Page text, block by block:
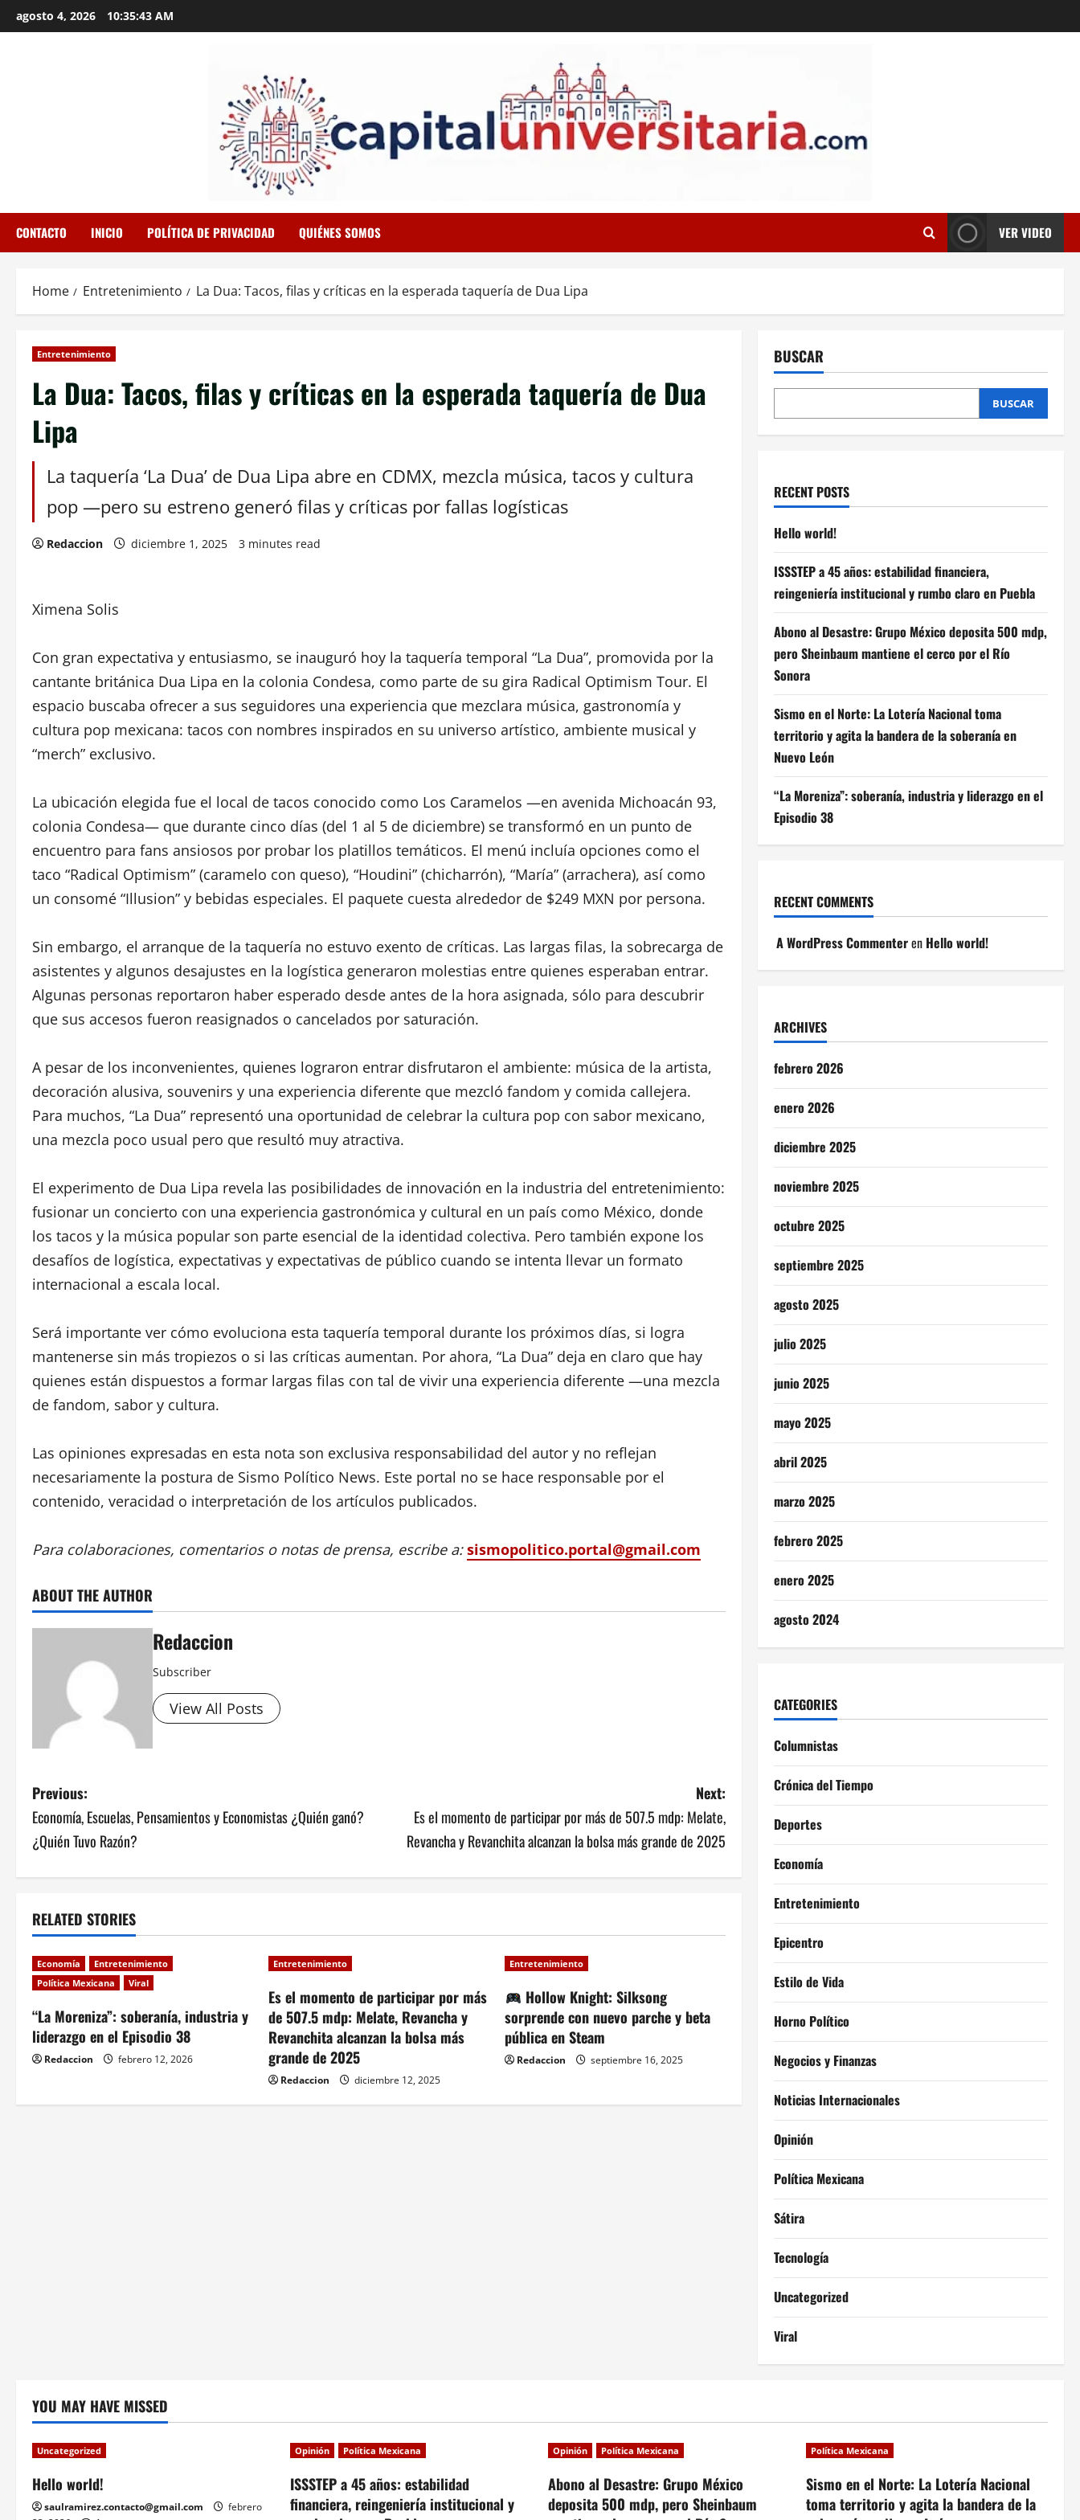
Skip
to
agosto 4, 2026 10:35:44 AM
CONTACTO INICIO POLÍTICA DE PRIVACIDAD QUIÉNES SOMOS VER VIDEO
Home Entretenimiento La Dua: Tacos, filas y críticas en la esperada taquería de Dua Lipa
Entretenimiento
La Dua: Tacos, filas y críticas en la esperada taquería de Dua
Lipa
La taquería ‘La Dua’ de Dua Lipa abre en CDMX, mezcla música, tacos y cultura
pop —pero su estreno generó filas y críticas por fallas logísticas
Redaccion diciembre 1, 2025 3 minutes read
Ximena Solis
Con gran expectativa y entusiasmo, se inauguró hoy la taquería temporal “La Dua”, promovida por la
cantante británica Dua Lipa en la colonia Condesa, como parte de su gira Radical Optimism Tour. El
espacio buscaba ofrecer a sus seguidores una experiencia que mezclara música, gastronomía y
cultura pop mexicana: tacos con nombres inspirados en su universo artístico, ambiente musical y
“merch” exclusivo.
La ubicación elegida fue el local de tacos conocido como Los Caramelos —en avenida Michoacán 93,
colonia Condesa— que durante cinco días (del 1 al 5 de diciembre) se transformó en un punto de
encuentro para fans ansiosos por probar los platillos temáticos. El menú incluía opciones como el
taco “Radical Optimism” (caramelo con queso), “Houdini” (chicharrón), “María” (arrachera), así como
un consomé “Illusion” y bebidas especiales. El paquete cuesta alrededor de $249 MXN por persona.
Sin embargo, el arranque de la taquería no estuvo exento de críticas. Las largas filas, la sobrecarga de
asistentes y algunos desajustes en la logística generaron molestias entre quienes esperaban entrar.
Algunas personas reportaron haber esperado desde antes de la hora asignada, sólo para descubrir
que sus accesos fueron reasignados o cancelados por saturación.
A pesar de los inconvenientes, quienes lograron entrar disfrutaron el ambiente: música de la artista,
decoración alusiva, souvenirs y una experiencia diferente que mezcló fandom y comida callejera.
Para muchos, “La Dua” representó una oportunidad de celebrar la cultura pop con sabor mexicano,
una mezcla poco usual pero que resultó muy atractiva.
El experimento de Dua Lipa revela las posibilidades de innovación en la industria del entretenimiento:
fusionar un concierto con una experiencia gastronómica y cultural en un país como México, donde
los tacos y la música popular son parte esencial de la identidad colectiva. Pero también expone los
desafíos de logística, expectativas y expectativas de público cuando se intenta llevar un formato
internacional a escala local.
Será importante ver cómo evoluciona esta taquería temporal durante los próximos días, si logra
mantenerse sin más tropiezos o si las críticas aumentan. Por ahora, “La Dua” deja en claro que hay
quienes están dispuestos a formar largas filas con tal de vivir una experiencia diferente —una mezcla
de fandom, sabor y cultura.
Las opiniones expresadas en esta nota son exclusiva responsabilidad del autor y no reflejan
necesariamente la postura de Sismo Político News. Este portal no se hace responsable por el
contenido, veracidad o interpretación de los artículos publicados.
Para colaboraciones, comentarios o notas de prensa, escribe a: sismopolitico.portal@gmail.com
ABOUT THE AUTHOR
Redaccion
Subscriber
View All Posts
P
o
n
a
v
i
g
a
Previous:
Economía, Escuelas, Pensamientos y Economistas ¿Quién ganó?
¿Quién Tuvo Razón?
Next:
Es el momento de participar por más de 507.5 mdp: Melate,
Revancha y Revanchita alcanzan la bolsa más grande de 2025
RELATED STORIES
Economía
Entretenimiento
Política Mexicana
Viral
“La Moreniza”: soberanía, industria y
liderazgo en el Episodio 38
Redaccion febrero 12, 2026
Entretenimiento
Es el momento de participar por más
de 507.5 mdp: Melate, Revancha y
Revanchita alcanzan la bolsa más
grande de 2025
Redaccion diciembre 12, 2025
Entretenimiento
Hollow Knight: Silksong
sorprende con nuevo parche y beta
pública en Steam
Redaccion septiembre 16, 2025
BUSCAR
BUSCAR
RECENT POSTS
Hello world!
ISSSTEP a 45 años: estabilidad financiera,
reingeniería institucional y rumbo claro en Puebla
Abono al Desastre: Grupo México deposita 500 mdp,
pero Sheinbaum mantiene el cerco por el Río
Sonora
Sismo en el Norte: La Lotería Nacional toma
territorio y agita la bandera de la soberanía en
Nuevo León
“La Moreniza”: soberanía, industria y liderazgo en el
Episodio 38
RECENT COMMENTS
A WordPress Commenteren Hello world!
ARCHIVES
febrero 2026
enero 2026
diciembre 2025
noviembre 2025
octubre 2025
septiembre 2025
agosto 2025
julio 2025
junio 2025
mayo 2025
abril 2025
marzo 2025
febrero 2025
enero 2025
agosto 2024
CATEGORIES
Columnistas
Crónica del Tiempo
Deportes
Economía
Entretenimiento
Epicentro
Estilo de Vida
Horno Político
Negocios y Finanzas
Noticias Internacionales
Opinión
Política Mexicana
Sátira
Tecnología
Uncategorized
Viral
YOU MAY HAVE MISSED
Uncategorized
Hello world!
saulramirez.contacto@gmail.com
febrero
Opinión Política Mexicana
ISSSTEP a 45 años: estabilidad
financiera, reingeniería institucional y
Opinión Política Mexicana
Abono al Desastre: Grupo México
deposita 500 mdp, pero Sheinbaum
Política Mexicana
Sismo en el Norte: La Lotería Nacional
toma territorio y agita la bandera de la